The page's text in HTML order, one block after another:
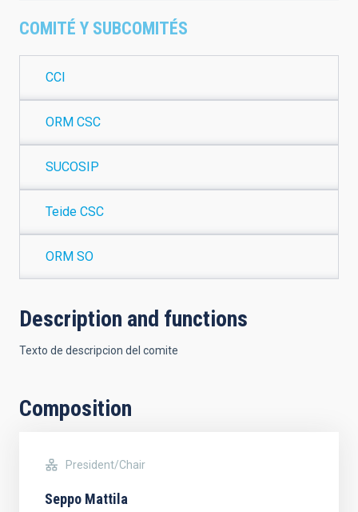
COMITÉ Y SUBCOMITÉS
CCI
ORM CSC
SUCOSIP
Teide CSC
ORM SO
Description and functions
Texto de descripcion del comite
Composition
President/Chair
Seppo Mattila